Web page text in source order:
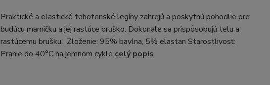
Praktické a elastické tehotenské legíny zahrejú a poskytnú pohodlie pre
budúcu mamičku a jej rastúce bruško. Dokonale sa prispôsobujú telu a
rastúcemu brušku. Zloženie: 95% bavlna, 5% elastan Starostlivosť:
Pranie do 40°C na jemnom cykle celý popis